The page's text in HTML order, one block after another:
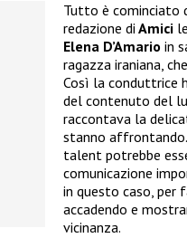
Tutto è cominciato
redazione di Amici
Elena D’Amario in
ragazza iraniana,
Così la conduttrice
del contenuto del
raccontava la
stanno
talent potrebbe
comunicazione
in questo caso, per
accadendo e
vicinanza.